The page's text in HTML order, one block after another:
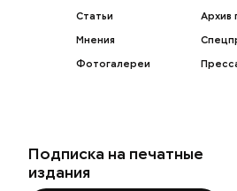
Статьи
Мнения
Фотогалереи
Архив
Подписка на печатные
издания